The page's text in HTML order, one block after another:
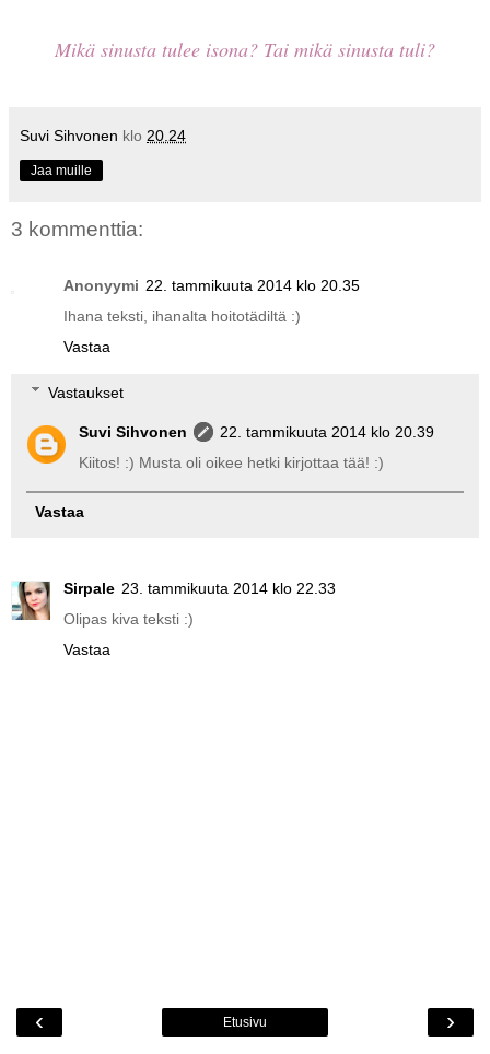
Mikä sinusta tulee isona? Tai mikä sinusta tuli?
Suvi Sihvonen klo 20.24
Jaa muille
3 kommenttia:
Anonyymi 22. tammikuuta 2014 klo 20.35
Ihana teksti, ihanalta hoitotädiltä :)
Vastaa
Vastaukset
Suvi Sihvonen
22. tammikuuta 2014 klo 20.39
Kiitos! :) Musta oli oikee hetki kirjottaa tää! :)
Vastaa
Sirpale 23. tammikuuta 2014 klo 22.33
Olipas kiva teksti :)
Vastaa
‹ ›
Etusivu